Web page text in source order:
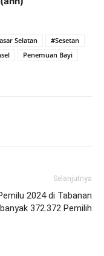
Selatan
#Sesetan
Penemuan Bayi
Selanjutnya
2024 di Tabanan
372.372 Pemilih